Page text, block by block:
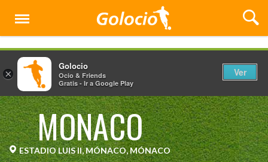
Menú
MONACO
ESTADIO LUIS II, MÓNACO, MÓNACO
×
Golocio
Ocio & Friends
Gratis - Ir a Google Play
Ver